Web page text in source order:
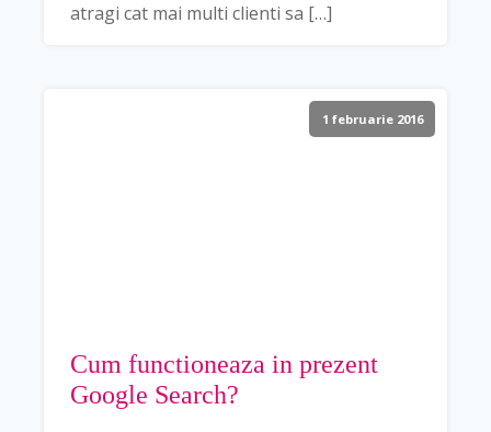
atragi cat mai multi clienti sa […]
1 februarie 2016
Cum functioneaza in prezent
Google Search?